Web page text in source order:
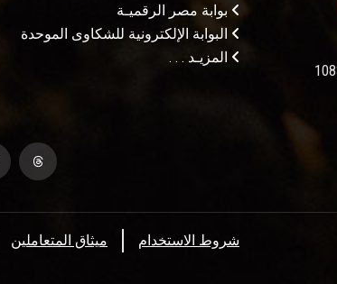
بوابة مصر الرقميـة
البوابة الإلكترونية للشكاوى الموحدة
المزيـد . . .
ميثاق المتعاملين شروط الاستخدام